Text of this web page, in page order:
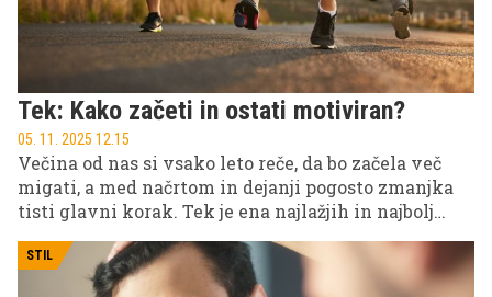
Tek: Kako začeti in ostati motiviran?
05. 11. 2025 12.15
Večina od nas si vsako leto reče, da bo začela več
migati, a med načrtom in dejanji pogosto zmanjka
tisti glavni korak. Tek je ena najlažjih in najbolj
učinkovitih oblik rekreacije, s katero lahko začnete
kjerkoli in kadarkoli. Ne potrebujete fitnes kartice
ali drage opreme, le dobre športne copate in nekaj
STIL